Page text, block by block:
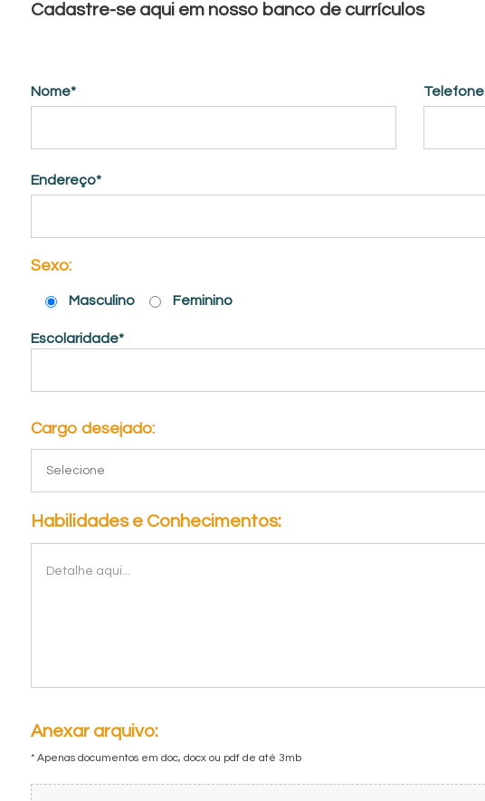
Cadastre-se aqui em nosso banco de currículos
Nome* Telefone
Endereço*
Sexo:
Masculino Feminino
Escolaridade*
Cargo desejado:
Habilidades e Conhecimentos:
Anexar arquivo:
* Apenas documentos em doc, docx ou pdf de até 3mb